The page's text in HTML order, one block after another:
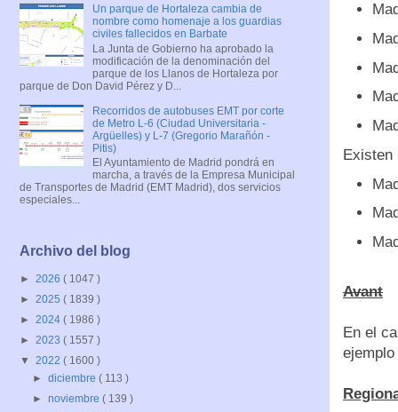
Existen
Avant
En el
Un parque de Hortaleza cambia de
nombre como homenaje a los guardias
civiles fallecidos en Barbate
La Junta de Gobierno ha aprobado la
modificación de la denominación del
parque de los Llanos de Hortaleza por
parque de Don David Pérez y D...
Recorridos de autobuses EMT por corte
de Metro L-6 (Ciudad Universitaria -
Argüelles) y L-7 (Gregorio Marañón -
Pitis)
El Ayuntamiento de Madrid pondrá en
marcha, a través de la Empresa Municipal
de Transportes de Madrid (EMT Madrid), dos servicios
especiales...
Archivo del blog
► 2026 ( 1047 )
► 2025 ( 1839 )
► 2024 ( 1986 )
► 2023 ( 1557 )
▼ 2022 ( 1600 )
►diciembre( 113 )
►noviembre( 139 )